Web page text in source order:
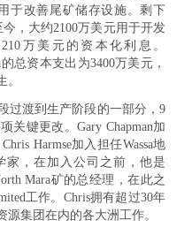
用于改善尾矿储存设施。剩下
，大约2100万美元用于开发
210万美元的资本化利息。
总资本支出为3400万美元，
过渡到生产阶段的一部分，9
关键更改。Gary Chapman加
Harmse加入担任Wassa地
家，在加入公司之前，他是
Mara矿的总经理，在此之
工作。Chris拥有超过30年
集团在内的各大洲工作。